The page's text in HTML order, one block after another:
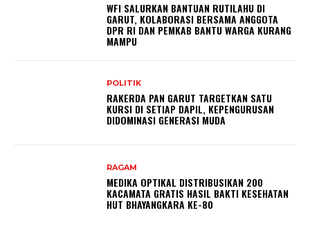
WFI SALURKAN BANTUAN RUTILAHU DI
GARUT, KOLABORASI BERSAMA ANGGOTA
DPR RI DAN PEMKAB BANTU WARGA KURANG
MAMPU
POLITIK
RAKERDA PAN GARUT TARGETKAN SATU
KURSI DI SETIAP DAPIL, KEPENGURUSAN
DIDOMINASI GENERASI MUDA
RAGAM
MEDIKA OPTIKAL DISTRIBUSIKAN 200
KACAMATA GRATIS HASIL BAKTI KESEHATAN
HUT BHAYANGKARA KE-80